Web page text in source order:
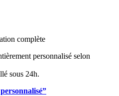
complète
personnalisé selon
sous 24h.